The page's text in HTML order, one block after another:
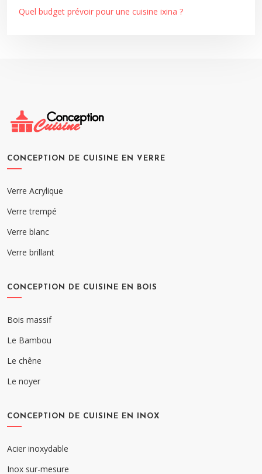
Quel budget prévoir pour une cuisine ixina ?
CONCEPTION DE CUISINE EN VERRE
Verre Acrylique
Verre trempé
Verre blanc
Verre brillant
CONCEPTION DE CUISINE EN BOIS
Bois massif
Le Bambou
Le chêne
Le noyer
CONCEPTION DE CUISINE EN INOX
Acier inoxydable
Inox sur-mesure